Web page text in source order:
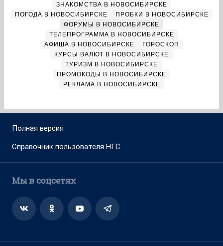
ЗНАКОМСТВА В НОВОСИБИРСКЕ
ПОГОДА В НОВОСИБИРСКЕ
ПРОБКИ В НОВОСИБИРСКЕ
ФОРУМЫ В НОВОСИБИРСКЕ
ТЕЛЕПРОГРАММА В НОВОСИБИРСКЕ
АФИША В НОВОСИБИРСКЕ
ГОРОСКОП
КУРСЫ ВАЛЮТ В НОВОСИБИРСКЕ
ТУРИЗМ В НОВОСИБИРСКЕ
ПРОМОКОДЫ В НОВОСИБИРСКЕ
РЕКЛАМА В НОВОСИБИРСКЕ
Полная версия
Справочник пользователя НГС
Мы в соцсетях